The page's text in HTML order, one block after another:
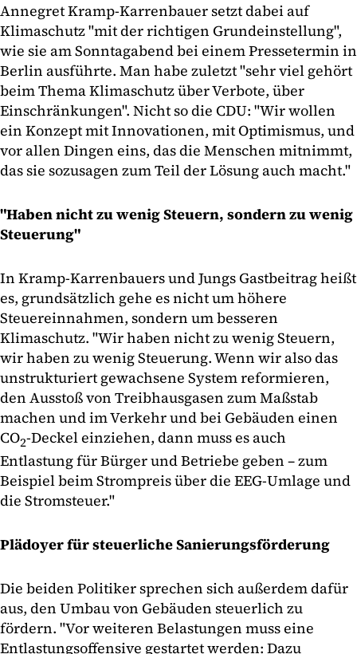
Annegret Kramp-Karrenbauer setzt dabei auf
Klimaschutz "mit der richtigen Grundeinstellung",
wie sie am Sonntagabend bei einem Pressetermin in
Berlin ausführte. Man habe zuletzt "sehr viel gehört
beim Thema Klimaschutz über Verbote, über
Einschränkungen". Nicht so die CDU: "Wir wollen
ein Konzept mit Innovationen, mit Optimismus, und
vor allen Dingen eins, das die Menschen mitnimmt,
das sie sozusagen zum Teil der Lösung auch macht."
"Haben nicht zu wenig Steuern, sondern zu wenig
Steuerung"
In Kramp-Karrenbauers und Jungs Gastbeitrag heißt
es, grundsätzlich gehe es nicht um höhere
Steuereinnahmen, sondern um besseren
Klimaschutz. "Wir haben nicht zu wenig Steuern,
wir haben zu wenig Steuerung. Wenn wir also das
unstrukturiert gewachsene System reformieren,
den Ausstoß von Treibhausgasen zum Maßstab
machen und im Verkehr und bei Gebäuden einen
CO2-Deckel einziehen, dann muss es auch
Entlastung für Bürger und Betriebe geben – zum
Beispiel beim Strompreis über die EEG-Umlage und
die Stromsteuer."
Plädoyer für steuerliche Sanierungsförderung
Die beiden Politiker sprechen sich außerdem dafür
aus, den Umbau von Gebäuden steuerlich zu
fördern. "Vor weiteren Belastungen muss eine
Entlastungsoffensive gestartet werden: Dazu